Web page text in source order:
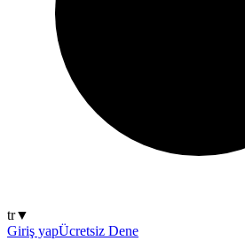
tr▼
Giriş yapÜcretsiz Dene